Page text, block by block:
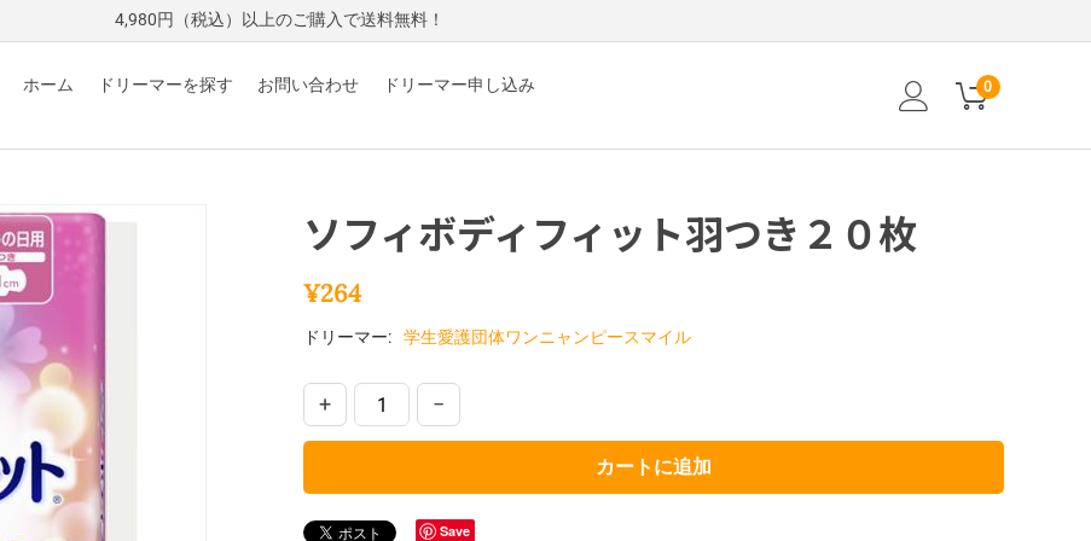
4,980円（税込）以上のご購入で送料無料！
ホーム ドリーマーを探す お問い合わせ ドリーマー申し込み 0
ソフィボディフィット羽つき２０枚
¥264
ドリーマー: 学生愛護団体ワンニャンピースマイル
+ −
カートに追加
Save